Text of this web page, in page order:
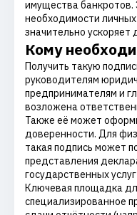
имущества банкротов.
необходимости
значительно ускоряет
Кому
Получить такую
руководителям
предпринимателям и
возложена
Также её может
доверенности. Для
такая подпись может
представления
государственных
Ключевая площадка
специализированное